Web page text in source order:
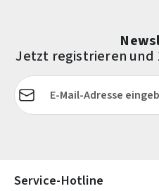
Jetzt registrieren und
E-Mail-Adresse*
Service-Hotline